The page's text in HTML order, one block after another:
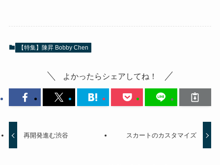
【特集】陳昇 Bobby Chen
よかったらシェアしてね！
再開発進む渋谷 スカートのカスタマイズ